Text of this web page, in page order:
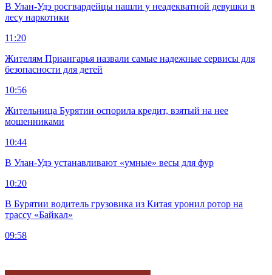
В Улан-Удэ росгвардейцы нашли у неадекватной девушки в
лесу наркотики
11:20
Жителям Приангарья назвали самые надежные сервисы для
безопасности для детей
10:56
Жительница Бурятии оспорила кредит, взятый на нее
мошенниками
10:44
В Улан-Удэ устанавливают «умные» весы для фур
10:20
В Бурятии водитель грузовика из Китая уронил ротор на
трассу «Байкал»
09:58